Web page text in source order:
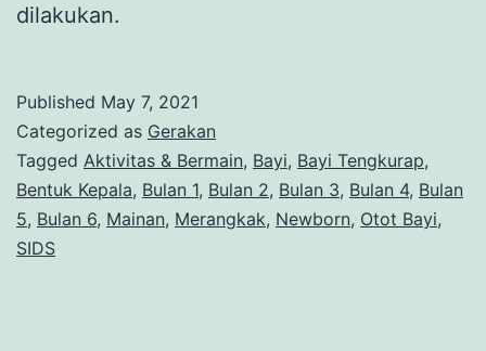
dilakukan.
Published May 7, 2021
Categorized as Gerakan
Tagged Aktivitas & Bermain, Bayi, Bayi Tengkurap,
Bentuk Kepala, Bulan 1, Bulan 2, Bulan 3, Bulan 4, Bulan
5, Bulan 6, Mainan, Merangkak, Newborn, Otot Bayi,
SIDS